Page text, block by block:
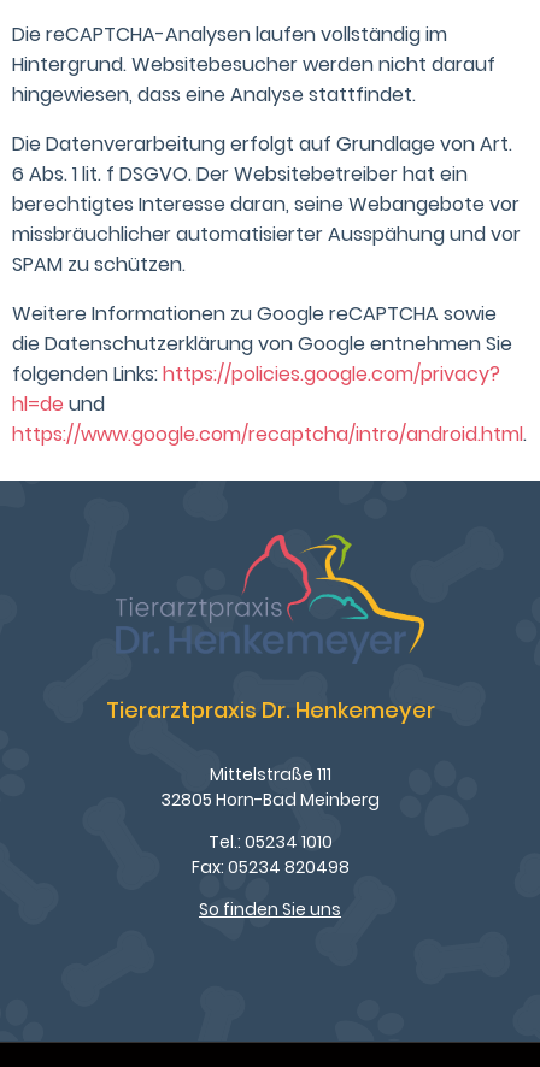
Die reCAPTCHA-Analysen laufen vollständig im
Hintergrund. Websitebesucher werden nicht darauf
hingewiesen, dass eine Analyse stattfindet.
Die Datenverarbeitung erfolgt auf Grundlage von Art.
6 Abs. 1 lit. f DSGVO. Der Websitebetreiber hat ein
berechtigtes Interesse daran, seine Webangebote vor
missbräuchlicher automatisierter Ausspähung und vor
SPAM zu schützen.
Weitere Informationen zu Google reCAPTCHA sowie
die Datenschutzerklärung von Google entnehmen Sie
folgenden Links:https://policies.google.com/privacy?
hl=de und
https://www.google.com/recaptcha/intro/android.html.
Tierarztpraxis Dr. Henkemeyer
Mittelstraße 111
32805 Horn-Bad Meinberg
Tel.: 05234 1010
Fax: 05234 820498
So finden Sie uns